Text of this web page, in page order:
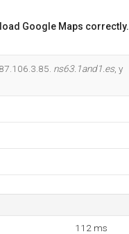
Google Maps correctly.
ns63.1and1.es, y
112 ms